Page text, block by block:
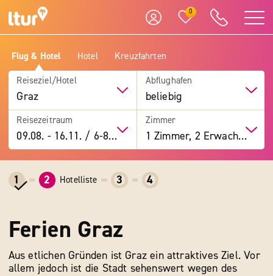
0
Flug & Hotel Hotel Kreuzfahrten
Reiseziel/Hotel
Graz
Abflughafen
beliebig
Reisezeitraum
09.08. -16.11. / 6-8 Tage
Zimmer
1 Zimmer, 2 Erwachsene
1 2 Hotelliste 3 4
Ferien Graz
Aus etlichen Gründen ist Graz ein attraktives Ziel. Vor
allem jedoch ist die Stadt sehenswert wegen des